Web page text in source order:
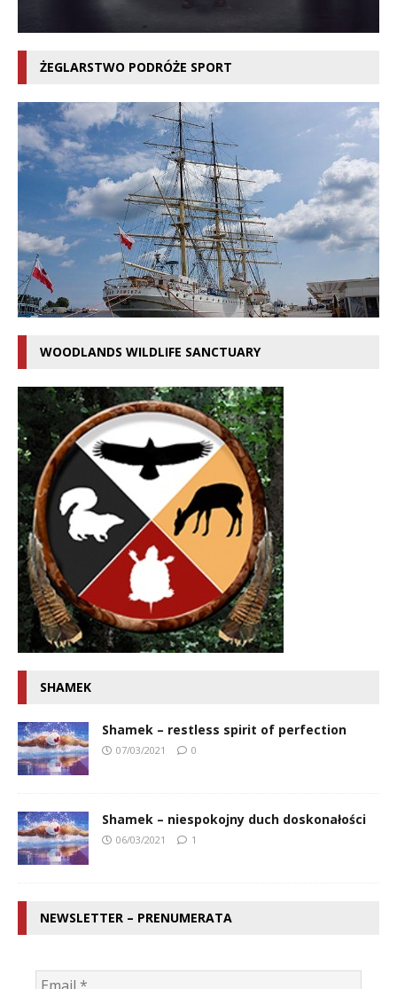
ŻEGLARSTWO PODRÓŻE SPORT
WOODLANDS WILDLIFE SANCTUARY
SHAMEK
Shamek – restless spirit of perfection
07/03/2021 0
Shamek – niespokojny duch doskonałości
06/03/2021 1
NEWSLETTER – PRENUMERATA